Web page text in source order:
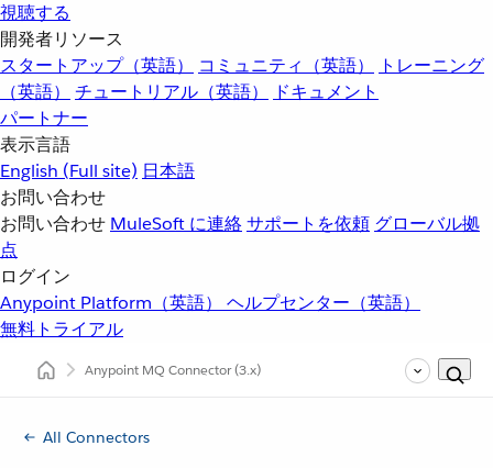
視聴する
開発者リソース
スタートアップ（英語）
コミュニティ（英語）
トレーニング
（英語）
チュートリアル（英語）
ドキュメント
パートナー
表示言語
English (Full site) 日本語
お問い合わせ
お問い合わせ MuleSoft に連絡サポートを依頼 グローバル拠
点
ログイン
Anypoint Platform（英語） ヘルプセンター（英語）
無料トライアル
Anypoint MQ Connector(3.x)
All Connectors